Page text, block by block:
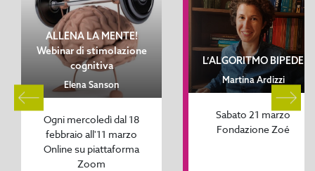
ALLENA LA MENTE!
Webinar di stimolazione
cognitiva
Elena Sanson
Ogni mercoledì dal 18
febbraio all'11 marzo
Online su piattaforma
Zoom
L’ALGORITMO BIPEDE
Martina Ardizzi
Sabato 21 marzo
Fondazione Zoé